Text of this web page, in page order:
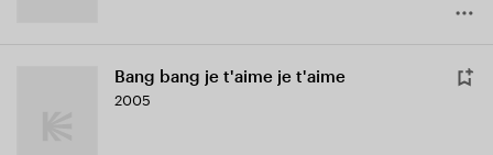
Bang bang je t'aime je t'aime
2005